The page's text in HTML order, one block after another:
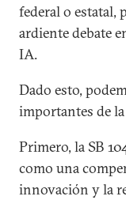
federal o estatal,
ardiente debate
IA.
Dado esto,
importantes de
Primero, la SB
como una
innovación y la